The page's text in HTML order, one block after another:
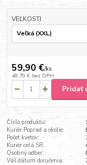
VEĽKOSTI
59,90 €/ks
48,70 € bez DPH
Pridať
Číslo produktu:
Kuriér Poprad a okolie:
Počet kvetov:
Kuriér celá SR:
Osobný odber:
Váš dátum doručenia: